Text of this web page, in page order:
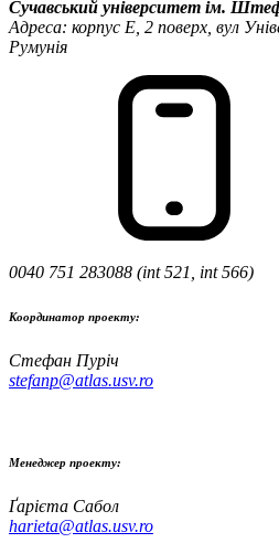
Сучавський університет ім.
Адреса: корпус Е, 2 поверх, вул
Румунія
0040 751 283088 (int 521, int 566)
Координатор проекту:
Стефан Пуріч
stefanp@atlas.usv.ro
Менеджер проекту:
Ґарієта Сабол
harieta@atlas.usv.ro